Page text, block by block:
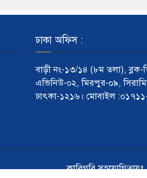
ঢাকা অফিস :
বাড়ী নং-১৩/১৪ (৮ম তলা), ব্লক-
এভিনিউ-০২, মিরপুর-০৯,
ঢাৎকা-১২১৬। মোবাইল
কারিগরি সহযোগিতায়ঃ